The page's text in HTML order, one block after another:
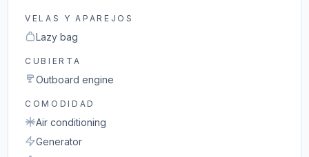
VELAS Y APAREJOS
Lazy bag
CUBIERTA
Outboard engine
COMODIDAD
Air conditioning
Generator